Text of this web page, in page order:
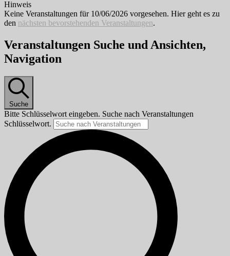
Hinweis
Keine Veranstaltungen für 10/06/2026 vorgesehen. Hier geht es zu
den nächsten bevorstehenden Veranstaltungen.
Veranstaltungen Suche und Ansichten,
Navigation
Suche
Bitte Schlüsselwort eingeben. Suche nach Veranstaltungen
Schlüsselwort.